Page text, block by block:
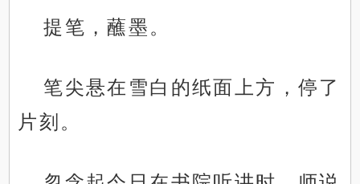
提笔，蘸墨。
笔尖悬在雪白的纸面上方，停了
片刻。